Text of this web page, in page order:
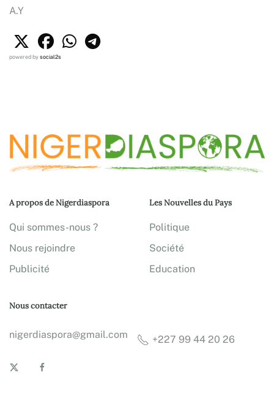
A.Y
powered bysocial2s
A propos de Nigerdiaspora
Qui sommes-nous ?
Nous rejoindre
Publicité
Les Nouvelles du Pays
Politique
Société
Education
Nous contacter
nigerdiaspora@gmail.com +227 99 44 20 26